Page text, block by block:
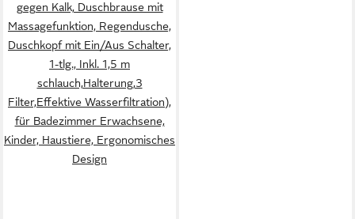
gegen Kalk, Duschbrause mit
Massagefunktion, Regendusche,
Duschkopf mit Ein/Aus Schalter,
1-tlg., Inkl. 1,5 m
schlauch,Halterung,3
Filter,Effektive Wasserfiltration),
für Badezimmer Erwachsene,
Kinder, Haustiere, Ergonomisches
Design